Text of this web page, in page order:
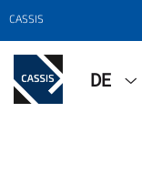
CASSIS
DE